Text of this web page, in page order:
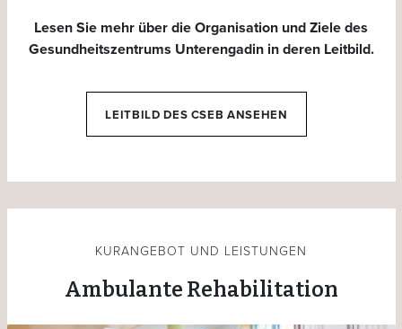
Lesen Sie mehr über die Organisation und Ziele des
Gesundheitszentrums Unterengadin in deren Leitbild.
LEITBILD DES CSEB ANSEHEN
KURANGEBOT UND LEISTUNGEN
Ambulante Rehabilitation